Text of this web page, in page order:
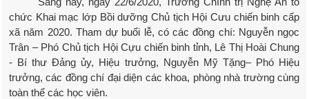
chức Khai mạc lớp Bồi dưỡng Chủ tịch Hội Cưu chiến binh cấp
xã năm 2020. Tham dự buổi lễ, có các đồng chí: Nguyễn ngọc
Trân – Phó Chủ tịch Hội Cựu chiến binh tỉnh, Lê Thị Hoài Chung
- Bí thư Đảng ủy, Hiệu trưởng, Nguyễn Mỹ Tặng– Phó Hiệu
trưởng, các đồng chí đại diện các khoa, phòng nhà trường cùng
toàn thể các học viên.